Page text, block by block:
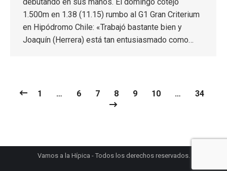
1.500m en 1.38 (11.15) rumbo al G1 Gran Criterium
en Hipódromo Chile: «Trabajó bastante bien y
Joaquín (Herrera) está tan entusiasmado como…
1 … 6 7 8 9 10 … 34
Vamos a la Hípica - Todos los derechos reservados.